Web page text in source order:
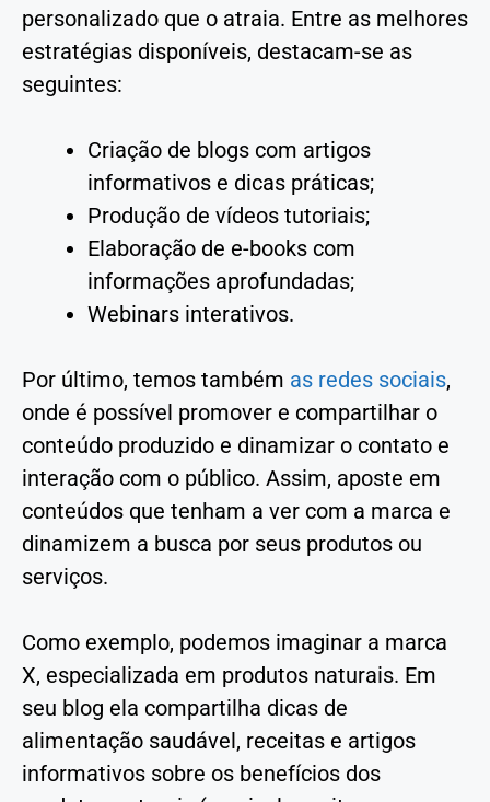
personalizado que o atraia. Entre as melhores
estratégias disponíveis, destacam-se as
seguintes:
Criação de blogs com artigos
informativos e dicas práticas;
Produção de vídeos tutoriais;
Elaboração de e-books com
informações aprofundadas;
Webinars interativos.
Por último, temos também as redes sociais,
onde é possível promover e compartilhar o
conteúdo produzido e dinamizar o contato e
interação com o público. Assim, aposte em
conteúdos que tenham a ver com a marca e
dinamizem a busca por seus produtos ou
serviços.
Como exemplo, podemos imaginar a marca
X, especializada em produtos naturais. Em
seu blog ela compartilha dicas de
alimentação saudável, receitas e artigos
informativos sobre os benefícios dos